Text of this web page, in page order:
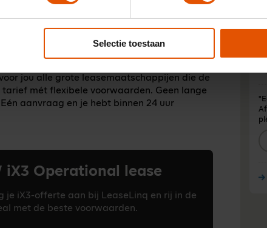
Selectie toestaan
je ook nog van de huidige
auto.
LeaseLinq
jou alle grote leasemaatschappijen die de
mét flexibele voorwaarden. Geen lange
aanvraag en je hebt binnen 24 uur
iX3 Operational lease
je iX3-offerte aan bij LeaseLinq en rij in de
met de beste voorwaarden.